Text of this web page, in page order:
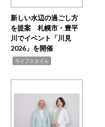
新しい水辺の過ごし方
を提案 札幌市・豊平
川でイベント「川見
2026」を開催
ライフスタイル